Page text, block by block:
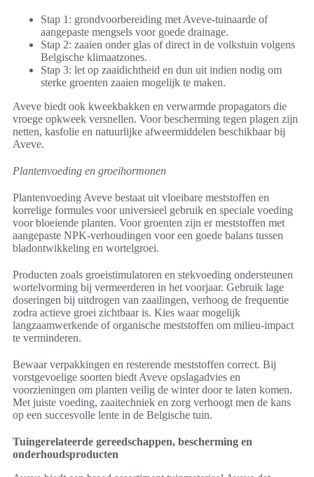
Stap 1: grondvoorbereiding met Aveve-tuinaarde of
aangepaste mengsels voor goede drainage.
Stap 2: zaaien onder glas of direct in de volkstuin volgens
Belgische klimaatzones.
Stap 3: let op zaaidichtheid en dun uit indien nodig om
sterke groenten zaaien mogelijk te maken.
Aveve biedt ook kweekbakken en verwarmde propagators die
vroege opkweek versnellen. Voor bescherming tegen plagen zijn
netten, kasfolie en natuurlijke afweermiddelen beschikbaar bij
Aveve.
Plantenvoeding en groeihormonen
Plantenvoeding Aveve bestaat uit vloeibare meststoffen en
korrelige formules voor universieel gebruik en speciale voeding
voor bloeiende planten. Voor groenten zijn er meststoffen met
aangepaste NPK-verhoudingen voor een goede balans tussen
bladontwikkeling en wortelgroei.
Producten zoals groeistimulatoren en stekvoeding ondersteunen
wortelvorming bij vermeerderen in het voorjaar. Gebruik lage
doseringen bij uitdrogen van zaailingen, verhoog de frequentie
zodra actieve groei zichtbaar is. Kies waar mogelijk
langzaamwerkende of organische meststoffen om milieu-impact
te verminderen.
Bewaar verpakkingen en resterende meststoffen correct. Bij
vorstgevoelige soorten biedt Aveve opslagadvies en
voorzieningen om planten veilig de winter door te laten komen.
Met juiste voeding, zaaitechniek en zorg verhoogt men de kans
op een succesvolle lente in de Belgische tuin.
Tuingerelateerde gereedschappen, bescherming en
onderhoudsproducten